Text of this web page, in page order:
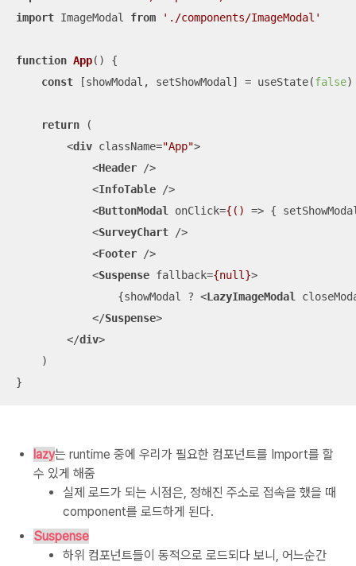
import ImageModal from './components/ImageModal'
function App( ) {
const [showModal, setShowModal] = useState(false)
return (
<div className="App">
<Header />
<InfoTable />
<ButtonModal onClick={() => {
<SurveyChart />
<Footer />
<Suspense fallback={null}>
                {showModal ?
<LazyImageModal
</Suspense>
</div>
    )
}
lazy는 runtime 중에 우리가 필요한 컴포넌트를 Import를 할
수 있게 해줌
실제 로드가 되는 시점은, 정해진 주소로 접속을 했을 때
component를 로드하게 된다.
Suspense
하위 컴포넌트들이 동적으로 로드되다 보니, 어느순간